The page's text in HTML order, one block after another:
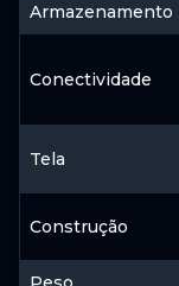
R$ 5.565,08
Armazenamento
Conectividade
Tela
Construção